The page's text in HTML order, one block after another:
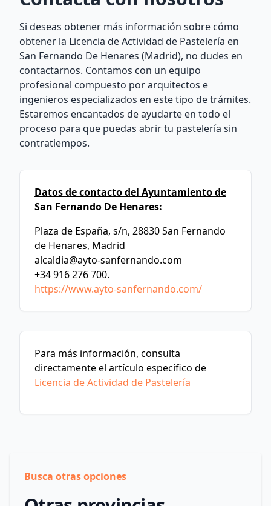
Si deseas obtener más información sobre cómo
obtener la Licencia de Actividad de Pastelería en
San Fernando De Henares (Madrid), no dudes en
contactarnos. Contamos con un equipo
profesional compuesto por arquitectos e
ingenieros especializados en este tipo de trámites.
Estaremos encantados de ayudarte en todo el
proceso para que puedas abrir tu pastelería sin
contratiempos.
Datos de contacto del Ayuntamiento de
San Fernando De Henares:
Plaza de España, s/n, 28830 San Fernando
de Henares, Madrid
alcaldia@ayto-sanfernando.com
+34 916 276 700.
https://www.ayto-sanfernando.com/
Para más información, consulta
directamente el artículo específico de
Licencia de Actividad de Pastelería
Busca otras opciones